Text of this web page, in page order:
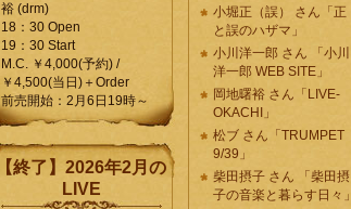
裕 (drm)
18：30 Open
19：30 Start
M.C. ￥4,000(予約) /
￥4,500(当日)＋Order
前売開始：2月6日19時～
【終了】2026年2月の
LIVE
小堀正（誤） さん「正
と誤のハザマ」
小川洋一郎 さん 「小川
洋一郎 WEB SITE」
岡地曙裕 さん「LIVE-
OKACHI」
松ブ さん「TRUMPET
9/39」
柴田摂子 さん 「柴田摂
子の音楽と暮らす日々」